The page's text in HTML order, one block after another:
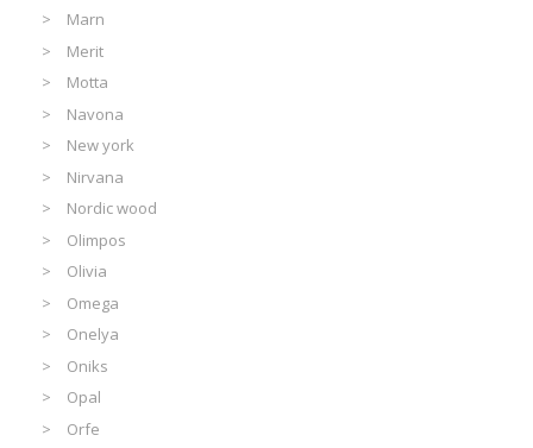
Marn
Merit
Motta
Navona
New york
Nirvana
Nordic wood
Olimpos
Olivia
Omega
Onelya
Oniks
Opal
Orfe